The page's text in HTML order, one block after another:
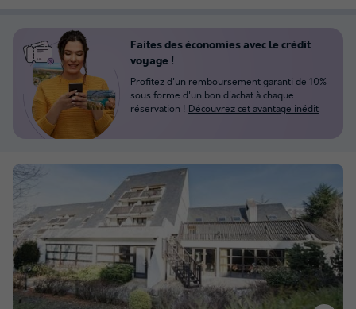
Faites des économies avec le crédit
voyage !
Profitez d'un remboursement garanti de 10%
sous forme d'un bon d'achat à chaque
réservation ! Découvrez cet avantage inédit